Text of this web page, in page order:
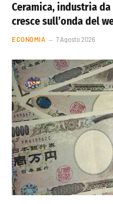
Ceramica, industria
cresce sull’onda del
ECONOMIA 7 Agosto 2026